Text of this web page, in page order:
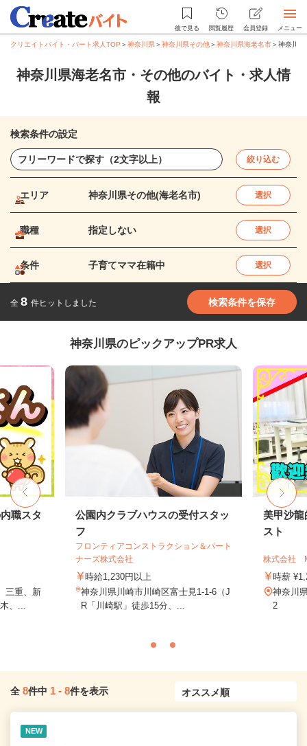
後で見る 閲覧履歴 会員登録 メニュー
クリエイトバイト・パート求人TOP ＞神奈川県＞神奈川県その他＞神奈川県海老名市＞神奈川
神奈川県海老名市・その他のバイト・求人情
報
検索条件の設定
絞り込む
エリア 神奈川県その他(海老名市) 選択
職種 指定しない 選択
条件 子育てママ在籍中 選択
全 8 件ヒットしました 検索条件を保存
神奈川県のピックアップPR求人
職スタ
三重、新
、...
公園内クラブハウスの受付スタッ
フ
フロンティアコンストラクション＆パート
ナーズ株式会社
時給1,230円以上
神奈川県川崎市川崎区富士見1-1-6（J
R「川崎駅」徒歩15分、...
美甲沙
スト
株式会社
時薪
神奈川
2
全 8件中 1 - 8件を表示
NEW